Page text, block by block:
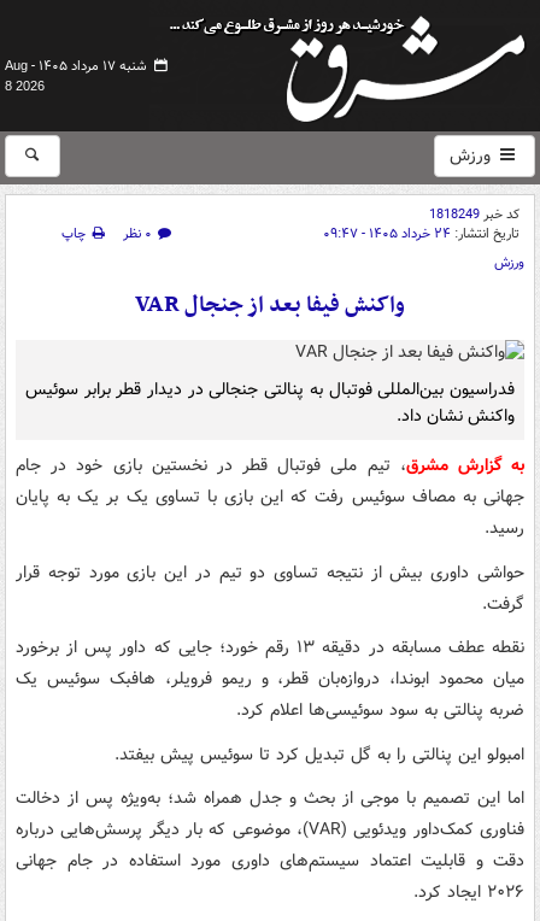
شنبه ۱۷ مرداد ۱۴۰۵ -
Aug
8 2026
ورزش
کد خبر1818249
تاریخ انتشار: ۲۴ خرداد ۱۴۰۵ - ۰۹:۴۷ ۰ نظر
چاپ
ورزش
واکنش فیفا بعد از جنجال VAR
فدراسیون بین‌المللی فوتبال به پنالتی جنجالی در دیدار قطر برابر سوئیس
واکنش نشان داد.
به گزارش مشرق، تیم ملی فوتبال قطر در نخستین بازی خود در جام
جهانی به مصاف سوئیس رفت که این بازی با تساوی یک بر یک به پایان
رسید.
حواشی داوری بیش از نتیجه تساوی دو تیم در این بازی مورد توجه قرار
گرفت.
نقطه عطف مسابقه در دقیقه ۱۳ رقم خورد؛ جایی که داور پس از برخورد
میان محمود ابوندا، دروازه‌بان قطر، و ریمو فرویلر، هافبک سوئیس یک
ضربه پنالتی به سود سوئیسی‌ها اعلام کرد.
امبولو این پنالتی را به گل تبدیل کرد تا سوئیس پیش بیفتد.
اما این تصمیم با موجی از بحث و جدل همراه شد؛ به‌ویژه پس از دخالت
فناوری کمک‌داور ویدئویی (VAR)، موضوعی که بار دیگر پرسش‌هایی درباره
دقت و قابلیت اعتماد سیستم‌های داوری مورد استفاده در جام جهانی
۲۰۲۶ ایجاد کرد.